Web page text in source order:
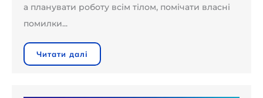
а планувати роботу всім тілом, помічати власні
помилки...
Читати далі